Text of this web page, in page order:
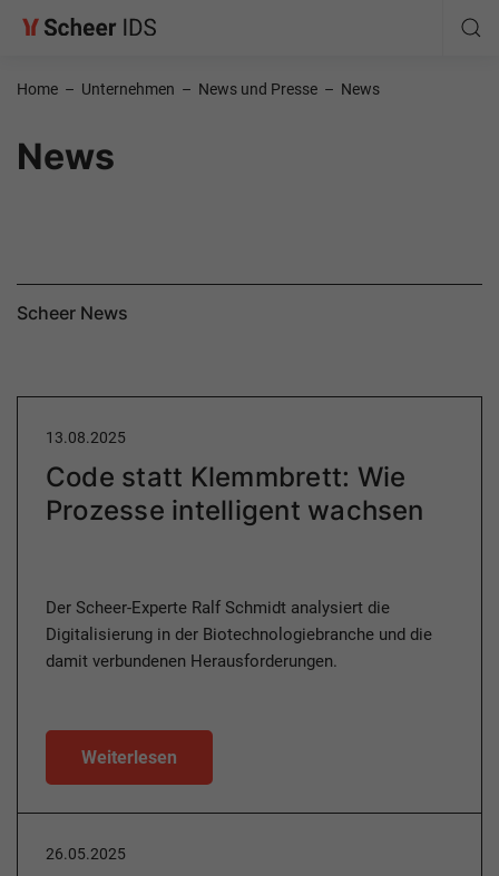
Home – Unternehmen – News und Presse – News
News
Scheer News
13.08.2025
Code statt Klemmbrett: Wie
Prozesse intelligent wachsen
Der Scheer-Experte Ralf Schmidt analysiert die
Digitalisierung in der Biotechnologiebranche und die
damit verbundenen Herausforderungen.
Weiterlesen
26.05.2025